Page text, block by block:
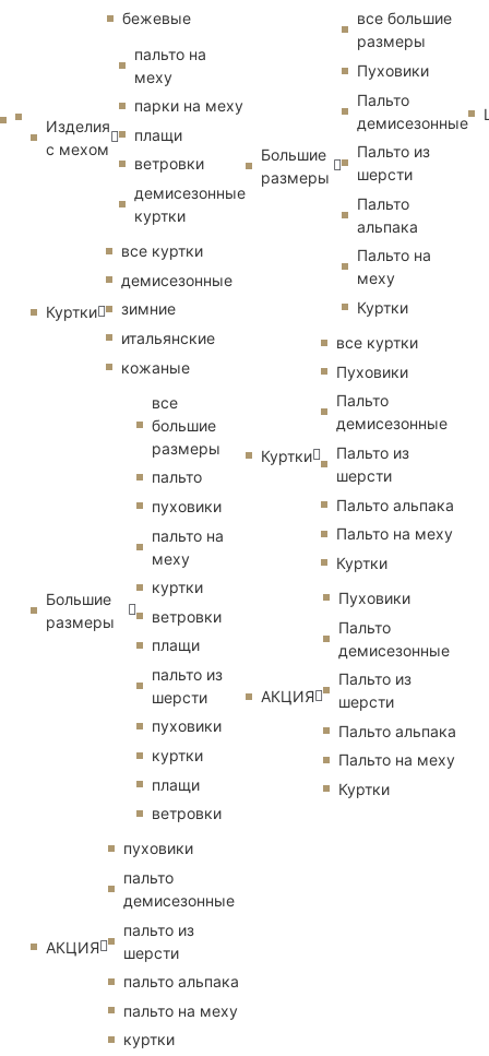
бежевые
Изделия
с мехом
пальто на
меху
парки на меху
плащи
ветровки
демисезонные
куртки
Куртки
все куртки
демисезонные
зимние
итальянские
кожаные
Большие
размеры
все
большие
размеры
пальто
пуховики
пальто на
меху
куртки
ветровки
плащи
пальто из
шерсти
пуховики
куртки
плащи
ветровки
АКЦИЯ
пуховики
пальто
демисезонные
пальто из
шерсти
пальто альпака
пальто на меху
куртки
Большие
размеры
все большие
размеры
Пуховики
Пальто
демисезонные
Пальто из
шерсти
Пальто
альпака
Пальто на
меху
Куртки
Куртки
все куртки
Пуховики
Пальто
демисезонные
Пальто из
шерсти
Пальто альпака
Пальто на меху
Куртки
АКЦИЯ
Пуховики
Пальто
демисезонные
Пальто из
шерсти
Пальто альпака
Пальто на меху
Куртки